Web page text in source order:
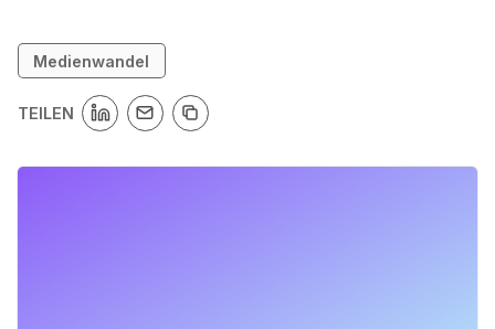
Medienwandel
TEILEN